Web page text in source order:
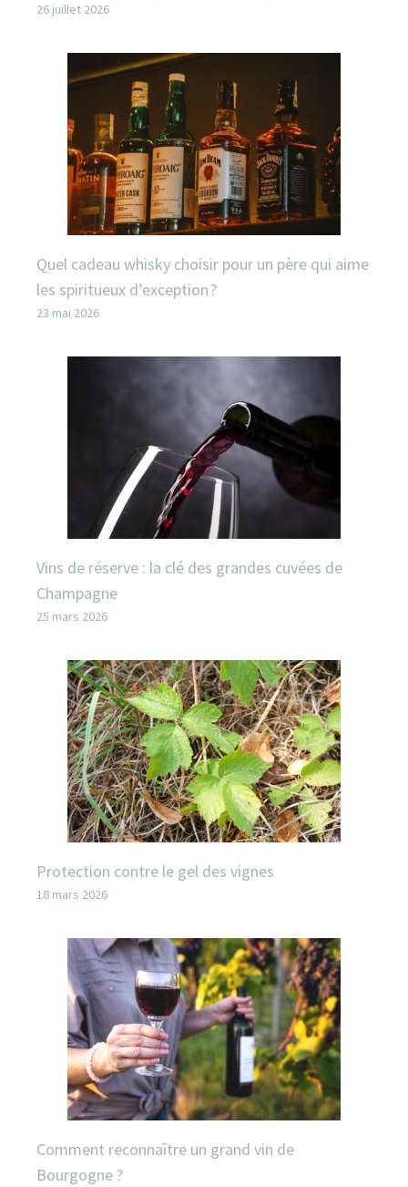
26 juillet 2026
Quel cadeau whisky choisir pour un père qui aime
les spiritueux d’exception ?
23 mai 2026
Vins de réserve : la clé des grandes cuvées de
Champagne
25 mars 2026
Protection contre le gel des vignes
18 mars 2026
Comment reconnaître un grand vin de
Bourgogne ?